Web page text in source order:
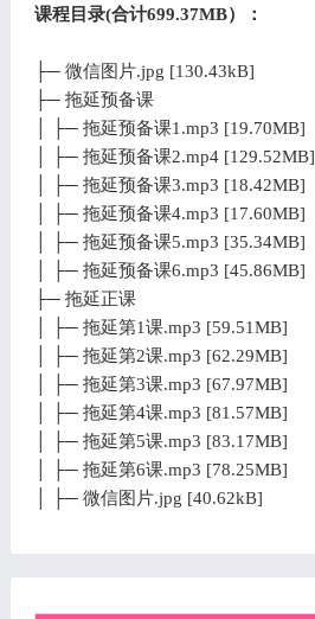
课程目录(合计699.37MB）：
├─ 微信图片.jpg [130.43kB]
├─ 拖延预备课
│ ├─ 拖延预备课1.mp3 [19.70MB]
│ ├─ 拖延预备课2.mp4 [129.52MB]
│ ├─ 拖延预备课3.mp3 [18.42MB]
│ ├─ 拖延预备课4.mp3 [17.60MB]
│ ├─ 拖延预备课5.mp3 [35.34MB]
│ ├─ 拖延预备课6.mp3 [45.86MB]
├─ 拖延正课
│ ├─ 拖延第1课.mp3 [59.51MB]
│ ├─ 拖延第2课.mp3 [62.29MB]
│ ├─ 拖延第3课.mp3 [67.97MB]
│ ├─ 拖延第4课.mp3 [81.57MB]
│ ├─ 拖延第5课.mp3 [83.17MB]
│ ├─ 拖延第6课.mp3 [78.25MB]
│ ├─ 微信图片.jpg [40.62kB]